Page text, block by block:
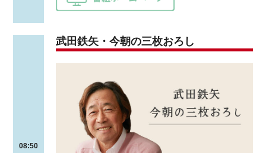
08:50
武田鉄矢・今朝の三枚おろし